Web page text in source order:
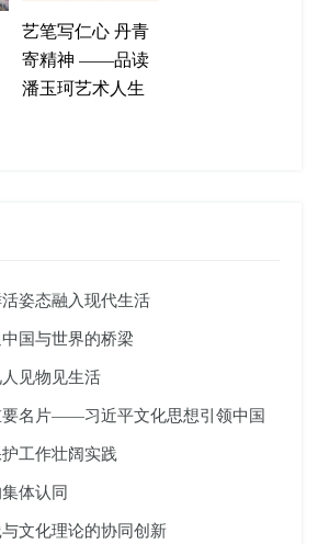
艺笔写仁心 丹青
寄精神 ——品读
潘玉珂艺术人生
姿态融入现代生活
国与世界的桥梁
见物见生活
要名片——习近平文化思想引领中国
工作壮阔实践
体认同
文化理论的协同创新